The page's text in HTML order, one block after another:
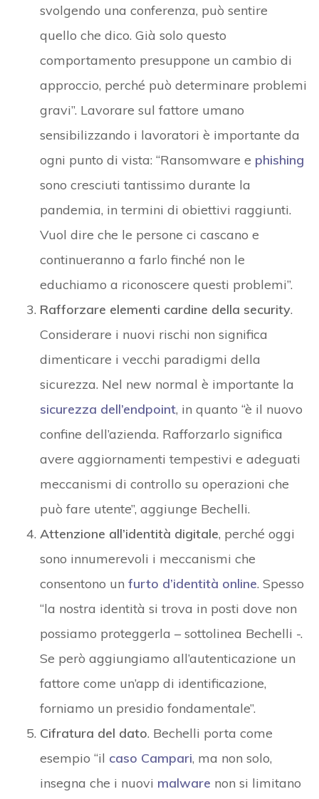
svolgendo una conferenza, può sentire
quello che dico. Già solo questo
comportamento presuppone un cambio di
approccio, perché può determinare problemi
gravi”. Lavorare sul fattore umano
sensibilizzando i lavoratori è importante da
ogni punto di vista: “Ransomware e phishing
sono cresciuti tantissimo durante la
pandemia, in termini di obiettivi raggiunti.
Vuol dire che le persone ci cascano e
continueranno a farlo finché non le
educhiamo a riconoscere questi problemi”.
Rafforzare elementi cardine della security.
Considerare i nuovi rischi non significa
dimenticare i vecchi paradigmi della
sicurezza. Nel new normal è importante la
sicurezza dell’endpoint, in quanto “è il nuovo
confine dell’azienda. Rafforzarlo significa
avere aggiornamenti tempestivi e adeguati
meccanismi di controllo su operazioni che
può fare utente”, aggiunge Bechelli.
Attenzione all’identità digitale, perché oggi
sono innumerevoli i meccanismi che
consentono un furto d’identità online. Spesso
“la nostra identità si trova in posti dove non
possiamo proteggerla – sottolinea Bechelli -.
Se però aggiungiamo all’autenticazione un
fattore come un’app di identificazione,
forniamo un presidio fondamentale”.
Cifratura del dato. Bechelli porta come
esempio “il caso Campari, ma non solo,
insegna che i nuovi malware non si limitano